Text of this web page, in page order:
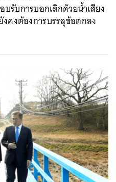
รับการบอกเลิกด้วยน้ำเสียง
คงต้องการบรรลุข้อตกลง